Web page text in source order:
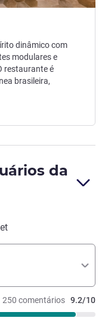
dinâmico com
modulares e
restaurante é
brasileira,
da
250 comentários 9.2/10